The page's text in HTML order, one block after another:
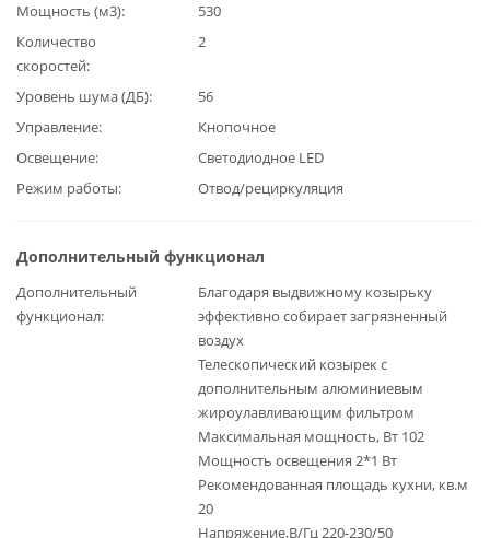
Мощность (м3)
530
Количество
скоростей
2
Уровень шума (ДБ)
56
Управление
Кнопочное
Освещение
Светодиодное LED
Режим работы
Отвод/рециркуляция
Дополнительный функционал
Дополнительный
функционал
Благодаря выдвижному козырьку
эффективно собирает загрязненный
воздух
Телескопический козырек с
дополнительным алюминиевым
жироулавливающим фильтром
Максимальная мощность, Вт 102
Мощность освещения 2*1 Вт
Рекомендованная площадь кухни, кв.м
20
Напряжение,В/Гц 220-230/50